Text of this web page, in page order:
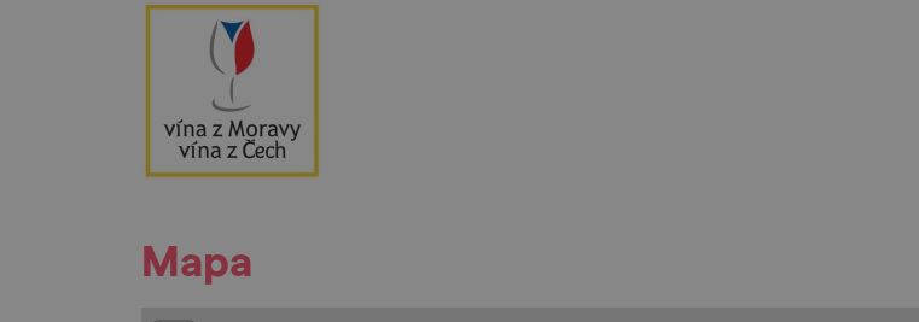
Mapa